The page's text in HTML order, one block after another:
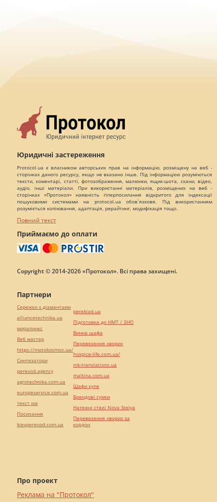
Юридичні застереження
Protocol.ua є власником авторських прав на інформацію, розміщену на веб -
сторінках даного ресурсу, якщо не вказано інше. Під інформацією розуміються
тексти, коментарі, статті, фотозображення, малюнки, ящик-шота, скани, відео,
аудіо, інші матеріали. При використанні матеріалів, розміщених на веб -
сторінках «Протокол» наявність гіперпосилання відкритого для індексації
пошуковими системами на protocol.ua обов`язкове. Під використанням
розуміється копіювання, адаптація, рерайтинг, модифікація тощо.
Повний текст
Приймаємо до оплати
Copyright © 2014-2026 «Протокол». Всі права захищені.
Про проект
Реклама на "Протокол"
Партнери
Сережки з діамантами
alliancetechnika.ua
миралинкс
Веб мастер
https://motokosmos.ua/
Синтезатори
perevod.agency
agrotechnika.com.ua
europeservice.com.ua
текст юа
Посилання
kievperevod.com.ua
pereklad.ua
Підготовка до НМТ / ЗНО
Винна шафа
Перевезення хворих
hospice-life.com.ua/
mk-translations.ua
maltina.com.ua
Шафи купе
Брендові сумки
Натяжні стелі Nova Stelya
Перевезення хворих за
кордон